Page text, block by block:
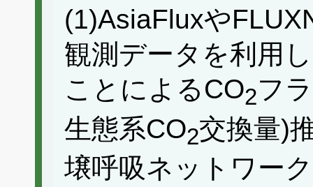
(1)AsiaFluxや
観測データを利用
ことによるCO2フ
生態系CO2交換量)
壌呼吸ネットワー